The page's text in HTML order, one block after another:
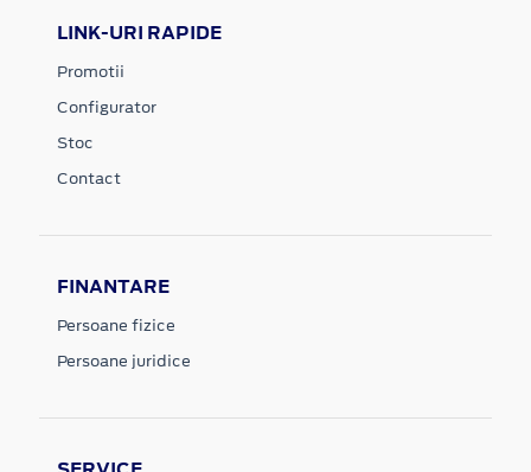
LINK-URI RAPIDE
Promotii
Configurator
Stoc
Contact
FINANTARE
Persoane fizice
Persoane juridice